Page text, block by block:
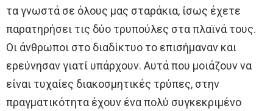
τα γνωστά σε όλους μας σταράκια, ίσως έχετε
παρατηρήσει τις δύο τρυπούλες στα πλαϊνά τους.
Οι άνθρωποι στο διαδίκτυο το επισήμαναν και
ερεύνησαν γιατί υπάρχουν. Αυτά που μοιάζουν να
είναι τυχαίες διακοσμητικές τρύπες, στην
πραγματικότητα έχουν ένα πολύ συγκεκριμένο